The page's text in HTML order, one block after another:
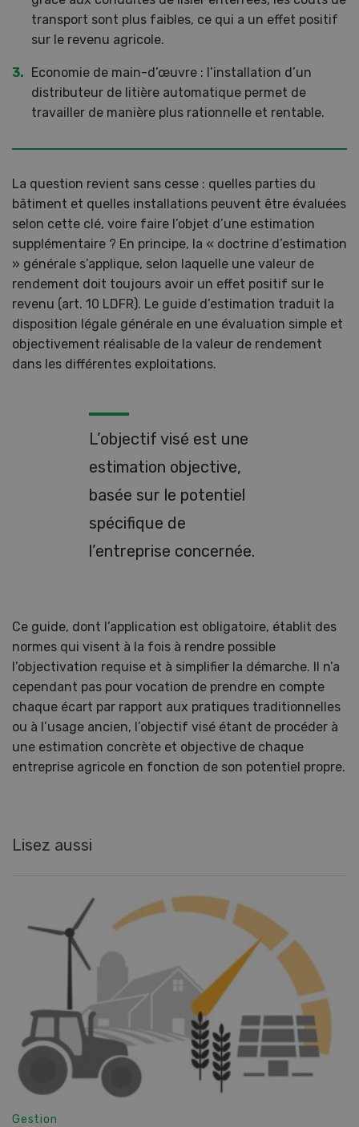
transport sont plus faibles, ce qui a un effet positif
sur le revenu agricole.
Economie de main-d’œuvre : l’installation d’un
distributeur de litière automatique permet de
travailler de manière plus rationnelle et rentable.
La question revient sans cesse : quelles parties du
bâtiment et quelles installations peuvent être évaluées
selon cette clé, voire faire l’objet d’une estimation
supplémentaire ? En principe, la « doctrine d’estimation
» générale s’applique, selon laquelle une valeur de
rendement doit toujours avoir un effet positif sur le
revenu (art. 10 LDFR). Le guide d’estimation traduit la
disposition légale générale en une évaluation simple et
objectivement réalisable de la valeur de rendement
dans les différentes exploitations.
L’objectif visé est une
estimation objective,
basée sur le potentiel
spécifique de
l’entreprise concernée.
Ce guide, dont l’application est obligatoire, établit des
normes qui visent à la fois à rendre possible
l’objectivation requise et à simplifier la démarche. Il n’a
cependant pas pour vocation de prendre en compte
chaque écart par rapport aux pratiques traditionnelles
ou à l’usage ancien, l’objectif visé étant de procéder à
une estimation concrète et objective de chaque
entreprise agricole en fonction de son potentiel propre.
Lisez aussi
Gestion